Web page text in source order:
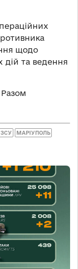
щодо
дій та ведення
МАРІУПОЛЬ